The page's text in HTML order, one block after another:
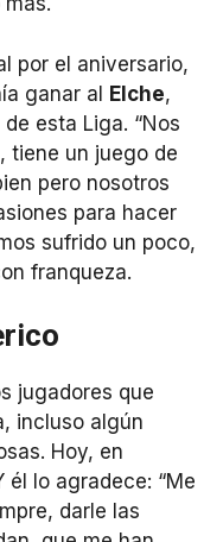
por el aniversario,
ganar al Elche,
esta Liga. “Nos
tiene un juego de
pero nosotros
para hacer
sufrido un poco,
franqueza.
jugadores que
incluso algún
Hoy, en
lo agradece: “Me
darle las